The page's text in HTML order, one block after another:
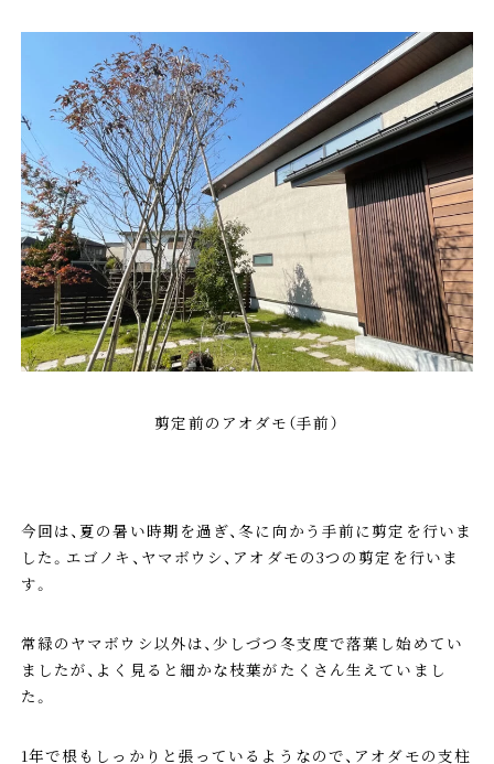
剪定前のアオダモ（手前）
今回は、夏の暑い時期を過ぎ、冬に向かう手前に剪定を行いま
した。エゴノキ、ヤマボウシ、アオダモの3つの剪定を行いま
す。
常緑のヤマボウシ以外は、少しづつ冬支度で落葉し始めてい
ましたが、よく見ると細かな枝葉がたくさん生えていまし
た。
1年で根もしっかりと張っているようなので、アオダモの支柱